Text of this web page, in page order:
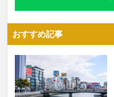
おすすめ記事